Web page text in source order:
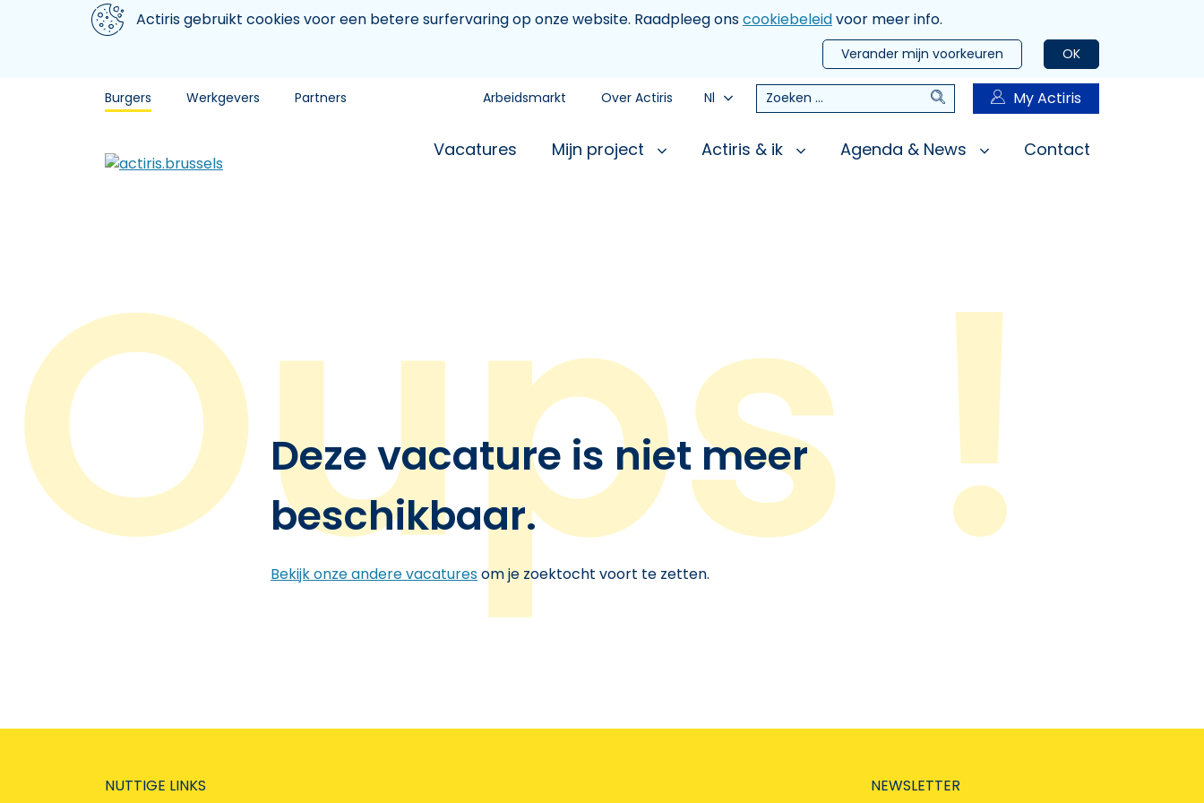
Aller au contenu principal
We gebruiken cookiesActiris gebruikt cookies voor een betere surfervaring op onze website. Raadpleeg onscookiebeleidvoor meer info.
OK
Verander mijn voorkeuren
Burgers Werkgevers Partners Arbeidsmarkt Over Actiris Nl Zoeken Zoeken My Actiris
Vacatures Mijn project Actiris & ik Agenda & News Contact
Deze vacature is niet meer
beschikbaar.
Bekijk onze andere vacaturesom je zoektocht voort te zetten.
NUTTIGE LINKS NEWSLETTER